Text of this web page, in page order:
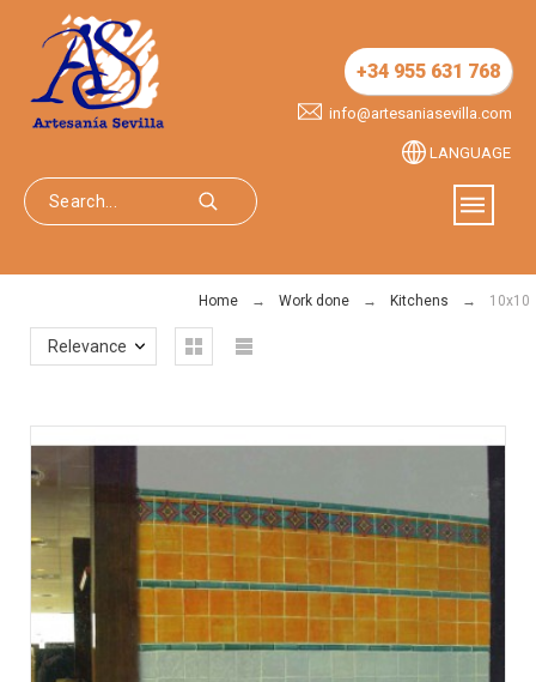
+34 955 631 768
info@artesaniasevilla.com
LANGUAGE
Home Work done Kitchens 10x10
Relevance